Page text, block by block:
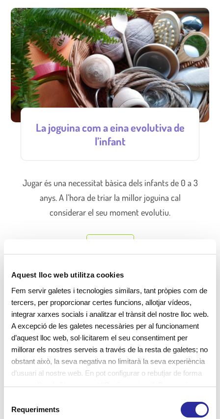
Aquest lloc web utilitza cookies
Fem servir galetes i tecnologies similars, tant pròpies com de
tercers, per proporcionar certes funcions, allotjar vídeos,
integrar xarxes socials i analitzar el trànsit del nostre lloc web.
A excepció de les galetes necessàries per al funcionament
d’aquest lloc web, sol·licitarem el seu consentiment per
millorar els nostres serveis a través de la resta de galetes; no
obstant això, la seva negativa no limitarà la seva experiència
d’usuari al nostre web. En pot configurar o rebutjar de forma
personalitzada l’ús prement “Configuracions”. Per a més
Requeriments
La joguina com a eina evolutiva de
l’infant
Jugar és una necessitat bàsica dels infants de 0 a 3
anys. A l’hora de triar la millor joguina cal
considerar el seu moment evolutiu.
Què és el joc heurístic a l’escola
bressol?
Què és el joc heurístic? Consisteix bàsicament en
guiar de forma natural cap als descobriments, fent
servir la creativitat, la "prova i error" i la capacitat
innata que tenim totes les persones, i entre ells